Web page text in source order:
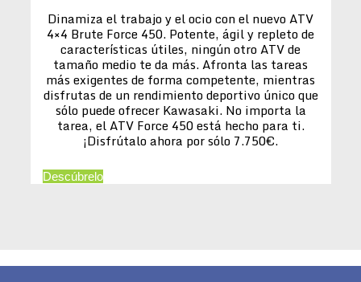
Dinamiza el trabajo y el ocio con el nuevo ATV
4×4 Brute Force 450. Potente, ágil y repleto de
características útiles, ningún otro ATV de
tamaño medio te da más. Afronta las tareas
más exigentes de forma competente, mientras
disfrutas de un rendimiento deportivo único que
sólo puede ofrecer Kawasaki. No importa la
tarea, el ATV Force 450 está hecho para ti.
¡Disfrútalo ahora por sólo 7.750€.
Descúbrelo